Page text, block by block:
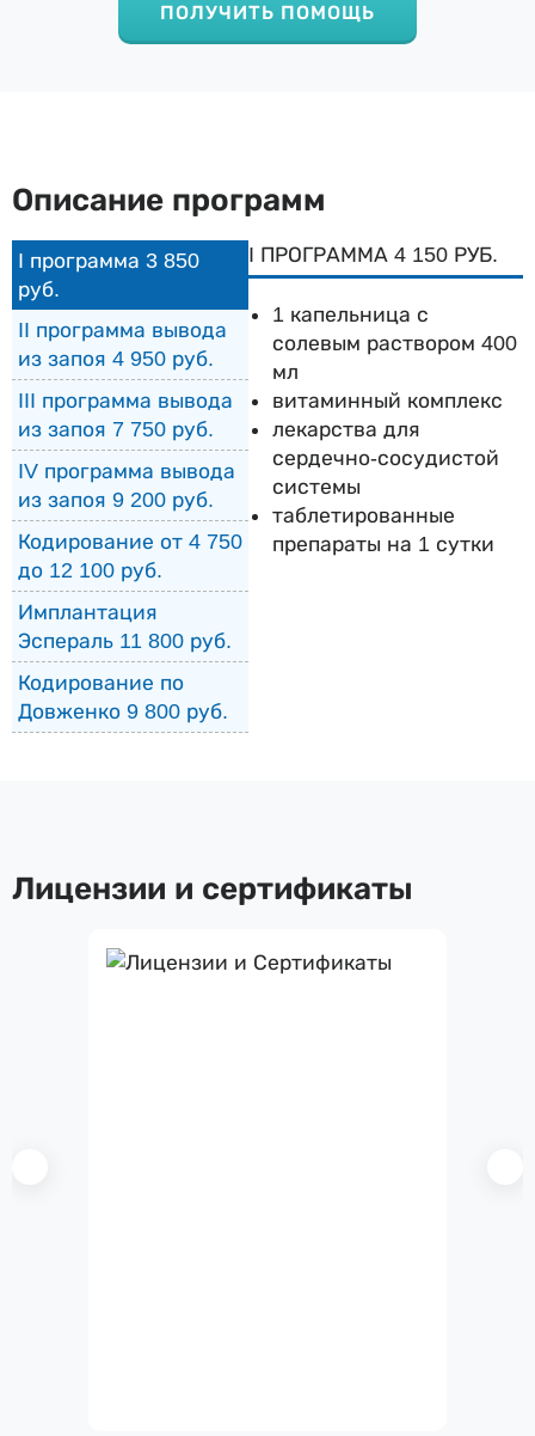
ПОЛУЧИТЬ ПОМОЩЬ
Описание программ
I программа 3 850
руб.
II программа вывода
из запоя 4 950 руб.
III программа вывода
из запоя 7 750 руб.
IV программа вывода
из запоя 9 200 руб.
Кодирование от 4 750
до 12 100 руб.
Имплантация
Эспераль 11 800 руб.
Кодирование по
Довженко 9 800 руб.
I ПРОГРАММА 4 150 РУБ.
1 капельница с
солевым раствором 400
мл
витаминный комплекс
лекарства для
сердечно-сосудистой
системы
таблетированные
препараты на 1 сутки
Лицензии и сертификаты